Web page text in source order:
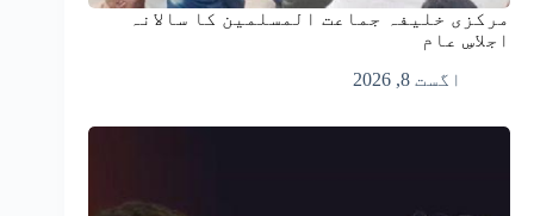
مرکزی خلیفہ جماعت المسلمین کا سالانہ
اجلاسِ عام
اگست 8, 2026